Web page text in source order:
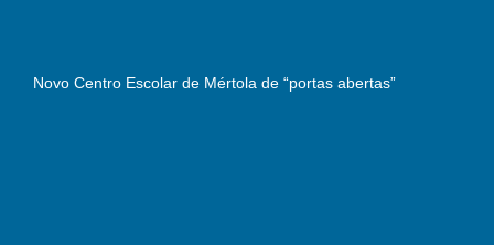
Novo Centro Escolar de Mértola de “portas abertas”